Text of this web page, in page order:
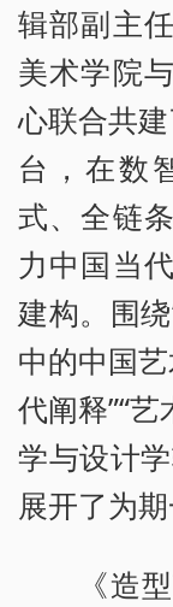
辑部副主
美术学院
心联合共
台，在数
式、全链
力中国当
建构。围
中的中国
代阐释”“
学与设计
展开了为期
《造